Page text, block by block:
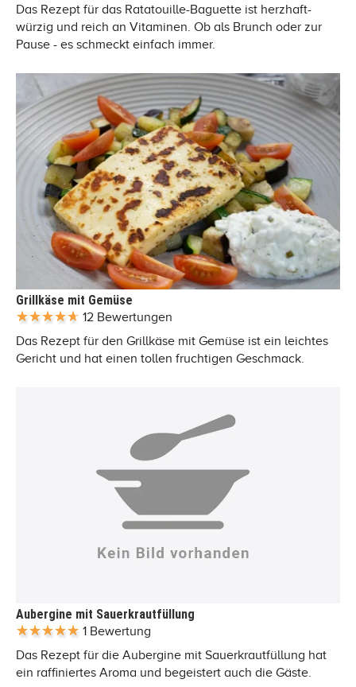
Das Rezept für das Ratatouille-Baguette ist herzhaft-
würzig und reich an Vitaminen. Ob als Brunch oder zur
Pause - es schmeckt einfach immer.
Grillkäse mit Gemüse
12 Bewertungen
Das Rezept für den Grillkäse mit Gemüse ist ein leichtes
Gericht und hat einen tollen fruchtigen Geschmack.
Aubergine mit Sauerkrautfüllung
1 Bewertung
Das Rezept für die Aubergine mit Sauerkrautfüllung hat
ein raffiniertes Aroma und begeistert auch die Gäste.